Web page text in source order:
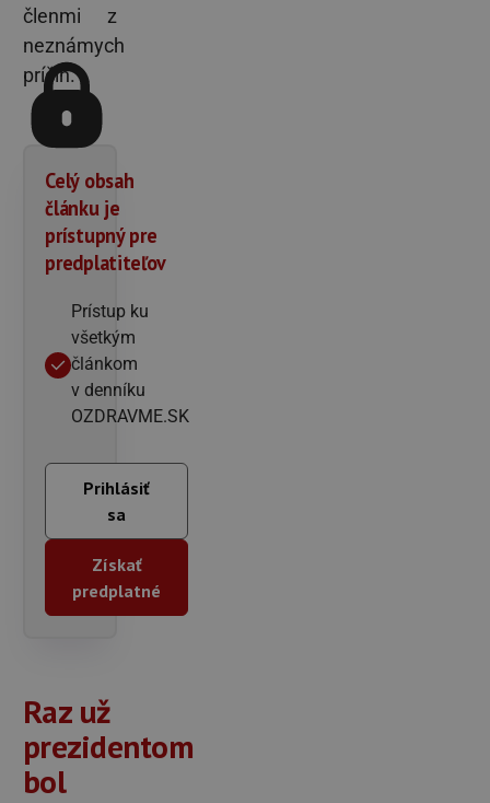
členmi z
neznámych
príčin.
Celý obsah
článku je
prístupný pre
predplatiteľov
Prístup ku
všetkým
článkom
v denníku
OZDRAVME.SK
Prihlásiť
sa
Získať
predplatné
Raz už
prezidentom
bol